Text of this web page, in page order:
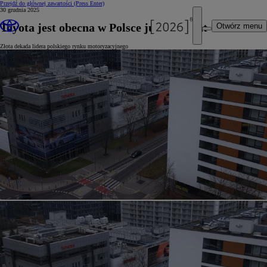
Przejdź do głównej zawartości (Press Enter)
Otwórz menu
30 grudnia 2025
Toyota jest obecna w Polsce już od 35 lat
Złota dekada lidera polskiego rynku motoryzacyjnego